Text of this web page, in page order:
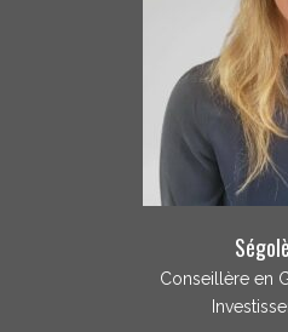
Conseillère en